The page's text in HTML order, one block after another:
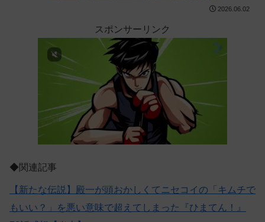
2026.06.02
スポンサーリンク
◆関連記事
【新たな伝説】殿一が頭おかしくてニセコイの「キムチで
もいい？」を悪い意味で超えてしまった『ひまてん！』